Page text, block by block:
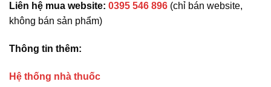
Liên hệ mua website: 0395 546 896 (chỉ bán website,
không bán sản phẩm)
Thông tin thêm:
Hệ thống nhà thuốc